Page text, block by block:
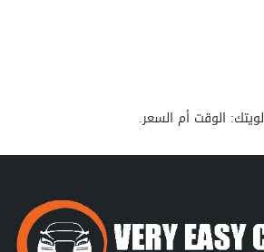
الوقت أم السعر.